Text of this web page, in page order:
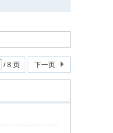
/ 8 页 下一页